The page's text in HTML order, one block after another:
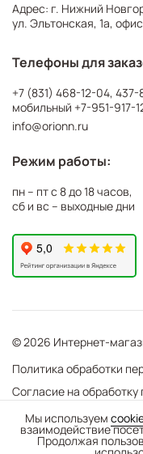
Мы используем
взаимодействие
Продолжая
- +
Адрес: г. Нижний
ул. Эльтонская, 1а, офис
Телефоны для
+7 (831) 468-12-04, 437-
мобильный +7-951-917-
info@orionn.ru
Режим работы:
пн – пт с 8 до 18 часов,
сб и вс – выходные дни
© 2026 Интернет-
Политика обработки
Согласие на
Web Механика
- создание интернет-